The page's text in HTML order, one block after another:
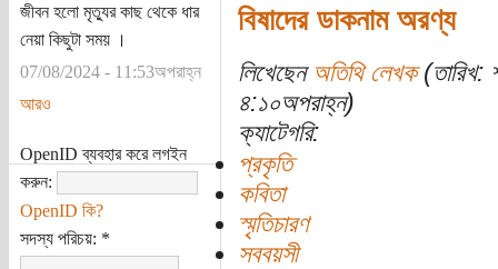
জীবন হলো মৃত্যুর কাছ থেকে ধার
নেয়া কিছুটা সময় ।
07/08/2024 - 11:53অপরাহ্ন
আরও
OpenID ব্যবহার করে লগইন
করুন:
OpenID কি?
সদস্য পরিচয়: *
বিষাদের ডাকনাম অরণ্য
লিখেছেন অতিথি লেখক(তারিখ:
৪:১০অপরাহ্ন)
ক্যাটেগরি:
প্রকৃতি
কবিতা
স্মৃতিচারণ
সববয়সী